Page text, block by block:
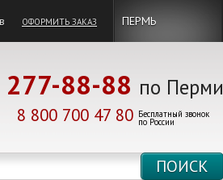
ОФОРМИТЬ ЗАКАЗ ПЕРМЬ
277-88-88 по Перми
8 800 700 47 80 Бесплатный звонок
по России